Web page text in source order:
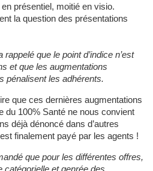
présentiel, moitié en visio.
la question des présentations
que le point d’indice n’est
et que les augmentations
pénalisent les adhérents.
que ces dernières augmentations
du 100% Santé ne nous convient
déjà dénoncé dans d’autres
finalement payé par les agents !
que pour les différentes offres,